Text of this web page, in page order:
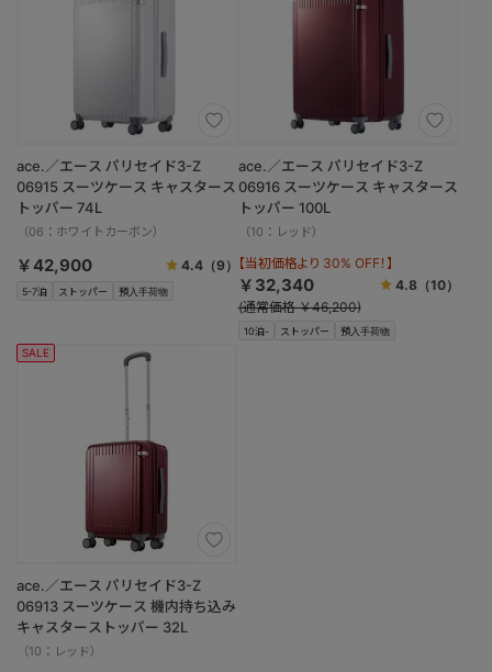
5-7泊 ストッパー 預入手荷物
ace.／エース パリセイド3-Z
06915 スーツケース キャスタース
トッパー 74L
（06：ホワイトカーボン）
￥42,900 4.4（9）
10泊- ストッパー 預入手荷物
ace.／エース パリセイド3-Z
06916 スーツケース キャスタース
トッパー 100L
（10：レッド）
【当初価格より 30% OFF！】
￥32,340 4.8 （10）
(通常価格 ￥46,200)
SALE
ace.／エース パリセイド3-Z
06913 スーツケース 機内持ち込み
キャスターストッパー 32L
（10：レッド）